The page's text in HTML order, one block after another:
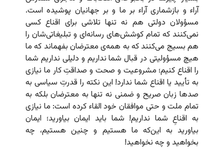
آراء و بازشماری آراء بر ما و بر جهانیان پوشیده است.
مسؤولان دولتی هم نه تنها تلاشی برای اقناع کسی
نمی‌کنند که تمام کوشش‌های رسانه‌ای و تبلیغاتی‌شان را
هم بسیج می‌کنند که به همه‌ی معترضان بفهماند که ما
هیچ مسؤولیتی در قبال شما نداریم و دلیلی نداریم شما
را اقناع کنیم؛ مشروعیت و صحت و صداقتِ کار ما نیازی
به تأیید یا اقناع شما ندارد! این نکته را قدرتِ سیاسی به
صدها زبان صریح و ضمنی نه تنها به معترضان بلکه به
تمام ملت و حتی موافقان خود القاء کرده است: ما نیازی
به اقناعِ شما نداریم! شما باید ایمان بیاورید؛ ایمان
بیاورید به این‌که ما هستیم و چنین هستیم، چه
بخواهید و چه نخواهید!